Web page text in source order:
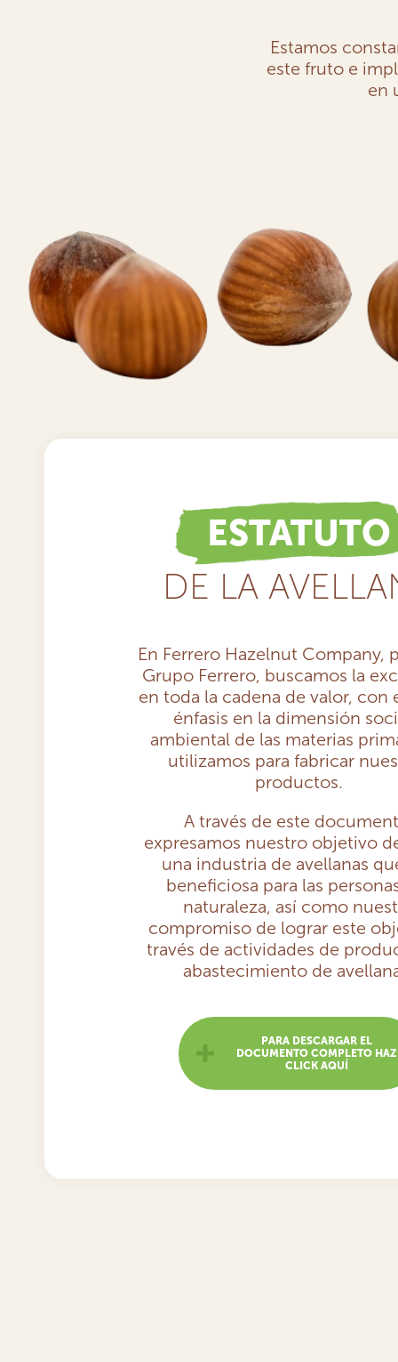
Estamos
este fruto e
en
ESTATUTO
DE LA
En Ferrero Hazelnut Company,
Grupo Ferrero, buscamos la
en toda la cadena de valor, con
énfasis en la dimensión
ambiental de las materias
utilizamos para fabricar
productos.
A través de este
expresamos nuestro objetivo
una industria de avellanas
beneficiosa para las
naturaleza, así como
compromiso de lograr este
través de actividades de
abastecimiento de
PARA DESCARGAR EL
DOCUMENTO COMPLETO HAZ
CLICK AQUÍ